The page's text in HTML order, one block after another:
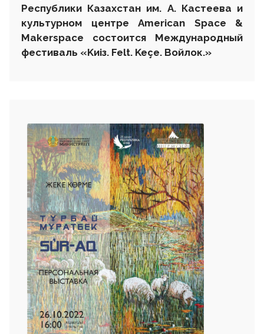
Республики Казахстан им. А. Кастеева и
культурном центре American Space &
Makerspace
состоится Международный
фестиваль «Kиiз. Felt. Keçe. Войлок.»